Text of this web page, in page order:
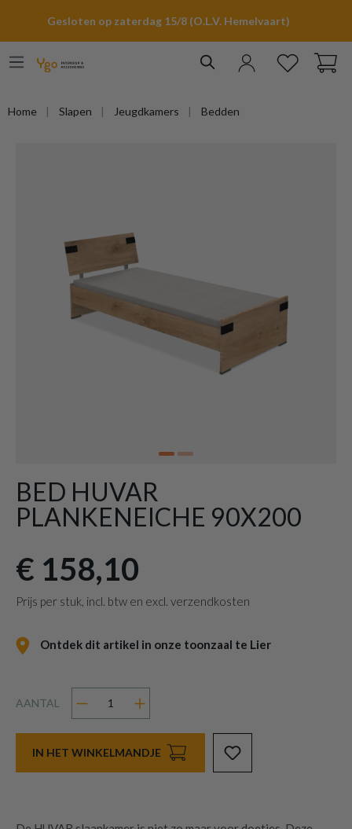
Gesloten op zaterdag 15/8 (O.L.V. Hemelvaart)
Home Slapen Jeugdkamers Bedden
BED HUVAR
PLANKENEICHE 90X200
€ 158,10
Prijs per stuk, incl. btw en excl. verzendkosten
Ontdek dit artikel in onze toonzaal te Lier
AANTAL
IN HET WINKELMANDJE